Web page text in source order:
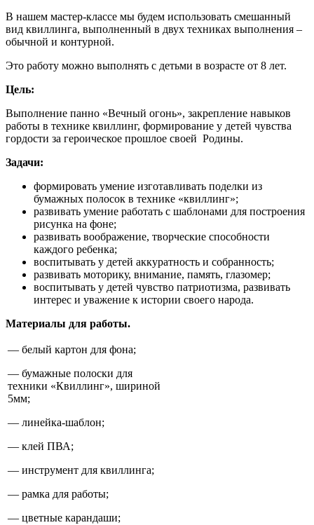
В нашем мастер-классе мы будем использовать смешанный
вид квиллинга, выполненный в двух техниках выполнения –
обычной и контурной.
Это работу можно выполнять с детьми в возрасте от 8 лет.
Цель:
Выполнение панно «Вечный огонь», закрепление навыков
работы в технике квиллинг, формирование у детей чувства
гордости за героическое прошлое своей Родины.
Задачи:
формировать умение изготавливать поделки из
бумажных полосок в технике «квиллинг»;
развивать умение работать с шаблонами для построения
рисунка на фоне;
развивать воображение, творческие способности
каждого ребенка;
воспитывать у детей аккуратность и собранность;
развивать моторику, внимание, память, глазомер;
воспитывать у детей чувство патриотизма, развивать
интерес и уважение к истории своего народа.
Материалы для работы.
— белый картон для фона;
— бумажные полоски для
техники «Квиллинг», шириной
5мм;
— линейка-шаблон;
— клей ПВА;
— инструмент для квиллинга;
— рамка для работы;
— цветные карандаши;